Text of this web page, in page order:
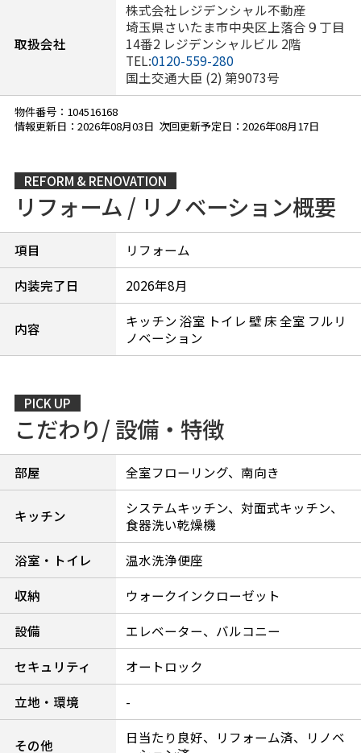
取扱会社
株式会社レジデンシャル不動産
埼玉県さいたま市中央区上落合９丁目
14番2 レジデンシャルビル 2階
TEL:0120-559-280
国土交通大臣 (2) 第9073号
物件番号：104516168
情報更新日：2026年08月03日 次回更新予定日：2026年08月17日
REFORM & RENOVATION
リフォーム / リノベーション概要
項目
リフォーム
内装完了日
2026年8月
内容
キッチン 浴室 トイレ 壁 床 全室 フルリ
ノベーション
PICK UP
こだわり/ 設備・特徴
部屋 全室フローリング、南向き
キッチン
システムキッチン、対面式キッチン、
食器洗い乾燥機
浴室・トイレ
温水洗浄便座
収納
ウォークインクローゼット
設備
エレベーター、バルコニー
セキュリティ
オートロック
立地・環境
-
その他
日当たり良好、リフォーム済、リノベ